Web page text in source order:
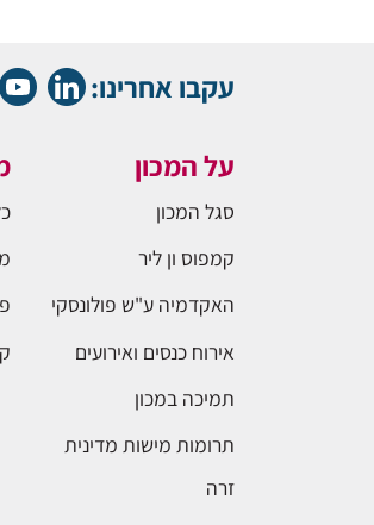
עקבו אחרינו:
על המכון
סגל המכון
קמפוס ון ליר
האקדמיה ע"ש פולונסקי
אירוח כנסים ואירועים
תמיכה במכון
תרומות מישות מדינית
זרה